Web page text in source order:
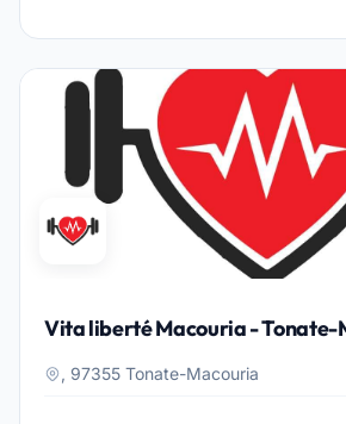
Vita liberté Macouria - Tonate-
, 97355 Tonate-Macouria